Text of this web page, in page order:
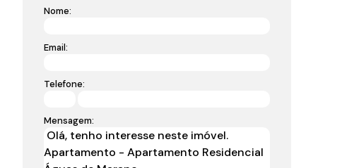
Nome:
Email:
Telefone:
Mensagem: